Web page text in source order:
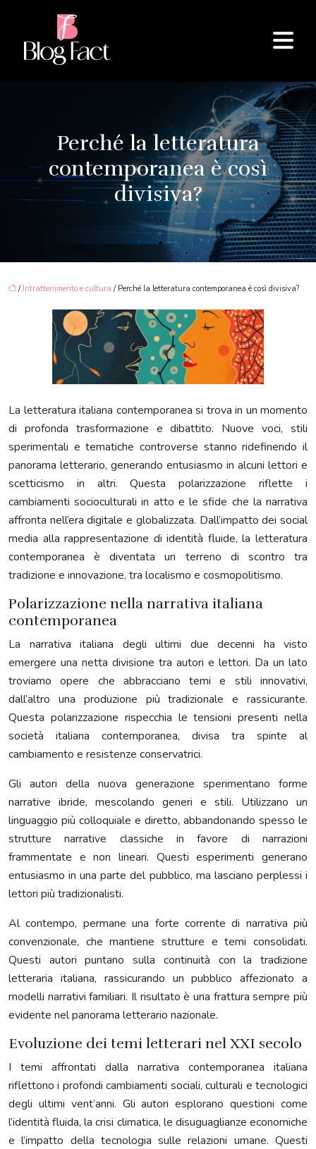
Perché la letteratura
contemporanea è così
divisiva?
/ Intrattenimento e cultura / Perché la letteratura contemporanea è così divisiva?
La letteratura italiana contemporanea si trova in un momento
di profonda trasformazione e dibattito. Nuove voci, stili
sperimentali e tematiche controverse stanno ridefinendo il
panorama letterario, generando entusiasmo in alcuni lettori e
scetticismo in altri. Questa polarizzazione riflette i
cambiamenti socioculturali in atto e le sfide che la narrativa
affronta nell’era digitale e globalizzata. Dall’impatto dei social
media alla rappresentazione di identità fluide, la letteratura
contemporanea è diventata un terreno di scontro tra
tradizione e innovazione, tra localismo e cosmopolitismo.
Polarizzazione nella narrativa italiana
contemporanea
La narrativa italiana degli ultimi due decenni ha visto
emergere una netta divisione tra autori e lettori. Da un lato
troviamo opere che abbracciano temi e stili innovativi,
dall’altro una produzione più tradizionale e rassicurante.
Questa polarizzazione rispecchia le tensioni presenti nella
società italiana contemporanea, divisa tra spinte al
cambiamento e resistenze conservatrici.
Gli autori della nuova generazione sperimentano forme
narrative ibride, mescolando generi e stili. Utilizzano un
linguaggio più colloquiale e diretto, abbandonando spesso le
strutture narrative classiche in favore di narrazioni
frammentate e non lineari. Questi esperimenti generano
entusiasmo in una parte del pubblico, ma lasciano perplessi i
lettori più tradizionalisti.
Al contempo, permane una forte corrente di narrativa più
convenzionale, che mantiene strutture e temi consolidati.
Questi autori puntano sulla continuità con la tradizione
letteraria italiana, rassicurando un pubblico affezionato a
modelli narrativi familiari. Il risultato è una frattura sempre più
evidente nel panorama letterario nazionale.
Evoluzione dei temi letterari nel XXI secolo
I temi affrontati dalla narrativa contemporanea italiana
riflettono i profondi cambiamenti sociali, culturali e tecnologici
degli ultimi vent’anni. Gli autori esplorano questioni come
l’identità fluida, la crisi climatica, le disuguaglianze economiche
e l’impatto della tecnologia sulle relazioni umane. Questi